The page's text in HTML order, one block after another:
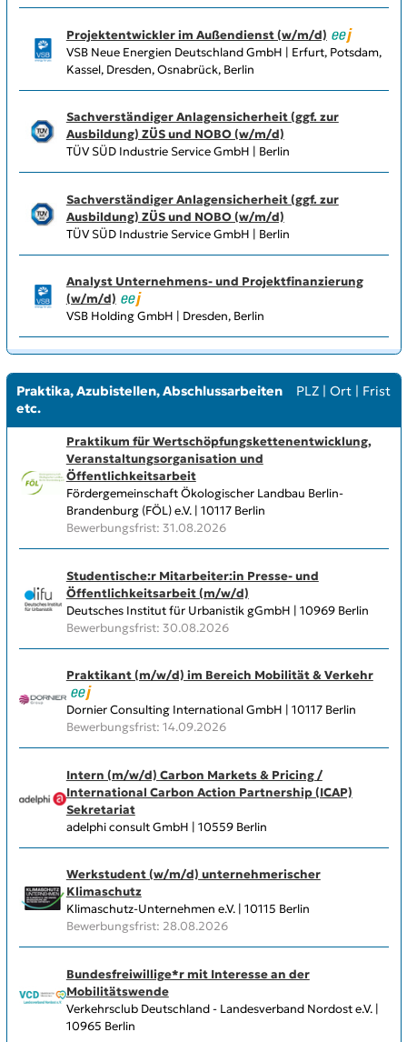
Projektentwickler im Außendienst (w/m/d)
VSB Neue Energien Deutschland GmbH | Erfurt, Potsdam,
Kassel, Dresden, Osnabrück, Berlin
Sachverständiger Anlagensicherheit (ggf. zur
Ausbildung) ZÜS und NOBO (w/m/d)
TÜV SÜD Industrie Service GmbH | Berlin
Sachverständiger Anlagensicherheit (ggf. zur
Ausbildung) ZÜS und NOBO (w/m/d)
TÜV SÜD Industrie Service GmbH | Berlin
Analyst Unternehmens- und Projektfinanzierung
(w/m/d)
VSB Holding GmbH | Dresden, Berlin
Praktika, Azubistellen, Abschlussarbeiten
etc.
PLZ |Ort Frist
Praktikum für Wertschöpfungskettenentwicklung,
Veranstaltungsorganisation und
Öffentlichkeitsarbeit
Fördergemeinschaft Ökologischer Landbau Berlin-
Brandenburg (FÖL) e.V. | 10117 Berlin
Bewerbungsfrist: 31.08.2026
Studentische:r Mitarbeiter:in Presse- und
Öffentlichkeitsarbeit (m/w/d)
Deutsches Institut für Urbanistik gGmbH | 10969 Berlin
Bewerbungsfrist: 30.08.2026
Praktikant (m/w/d) im Bereich Mobilität & Verkehr
Dornier Consulting International GmbH | 10117 Berlin
Bewerbungsfrist: 14.09.2026
Intern (m/w/d) Carbon Markets & Pricing /
International Carbon Action Partnership (ICAP)
Sekretariat
adelphi consult GmbH | 10559 Berlin
Werkstudent (w/m/d) unternehmerischer
Klimaschutz
Klimaschutz-Unternehmen e.V. | 10115 Berlin
Bewerbungsfrist: 28.08.2026
Bundesfreiwillige*r mit Interesse an der
Mobilitätswende
Verkehrsclub Deutschland - Landesverband Nordost e.V. |
10965 Berlin